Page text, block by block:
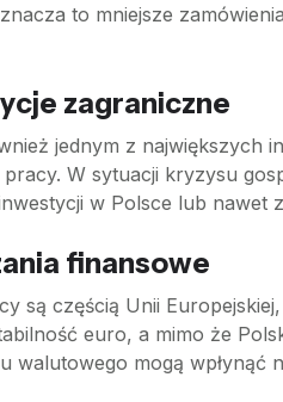
to mniejsze
zagraniczne
jednym z największych
pracy. W sytuacji kryzysu
w Polsce lub nawet
finansowe
są częścią Unii
euro, a mimo że
walutowego mogą wpłynąć